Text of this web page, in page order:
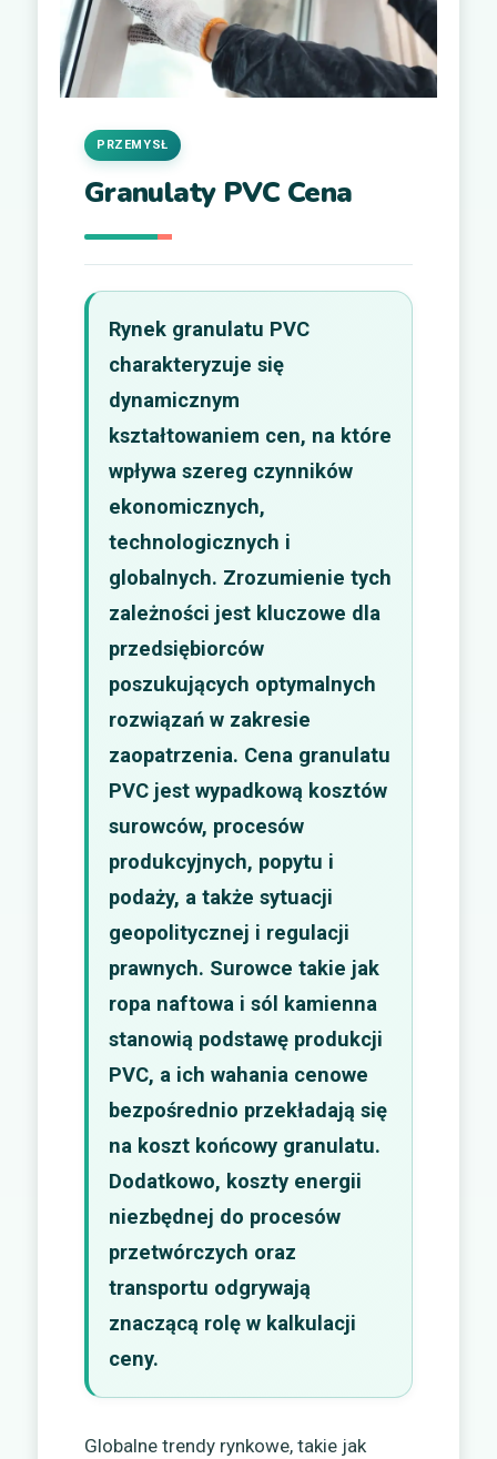
Granulaty PVC Cena
PRZEMYSŁ
Rynek granulatu PVC
charakteryzuje się
dynamicznym
kształtowaniem cen, na które
wpływa szereg czynników
ekonomicznych,
technologicznych i
globalnych. Zrozumienie tych
zależności jest kluczowe dla
przedsiębiorców
poszukujących optymalnych
rozwiązań w zakresie
zaopatrzenia. Cena granulatu
PVC jest wypadkową kosztów
surowców, procesów
produkcyjnych, popytu i
podaży, a także sytuacji
geopolitycznej i regulacji
prawnych. Surowce takie jak
ropa naftowa i sól kamienna
stanowią podstawę produkcji
PVC, a ich wahania cenowe
bezpośrednio przekładają się
na koszt końcowy granulatu.
Dodatkowo, koszty energii
niezbędnej do procesów
przetwórczych oraz
transportu odgrywają
znaczącą rolę w kalkulacji
ceny.
Globalne trendy rynkowe, takie jak